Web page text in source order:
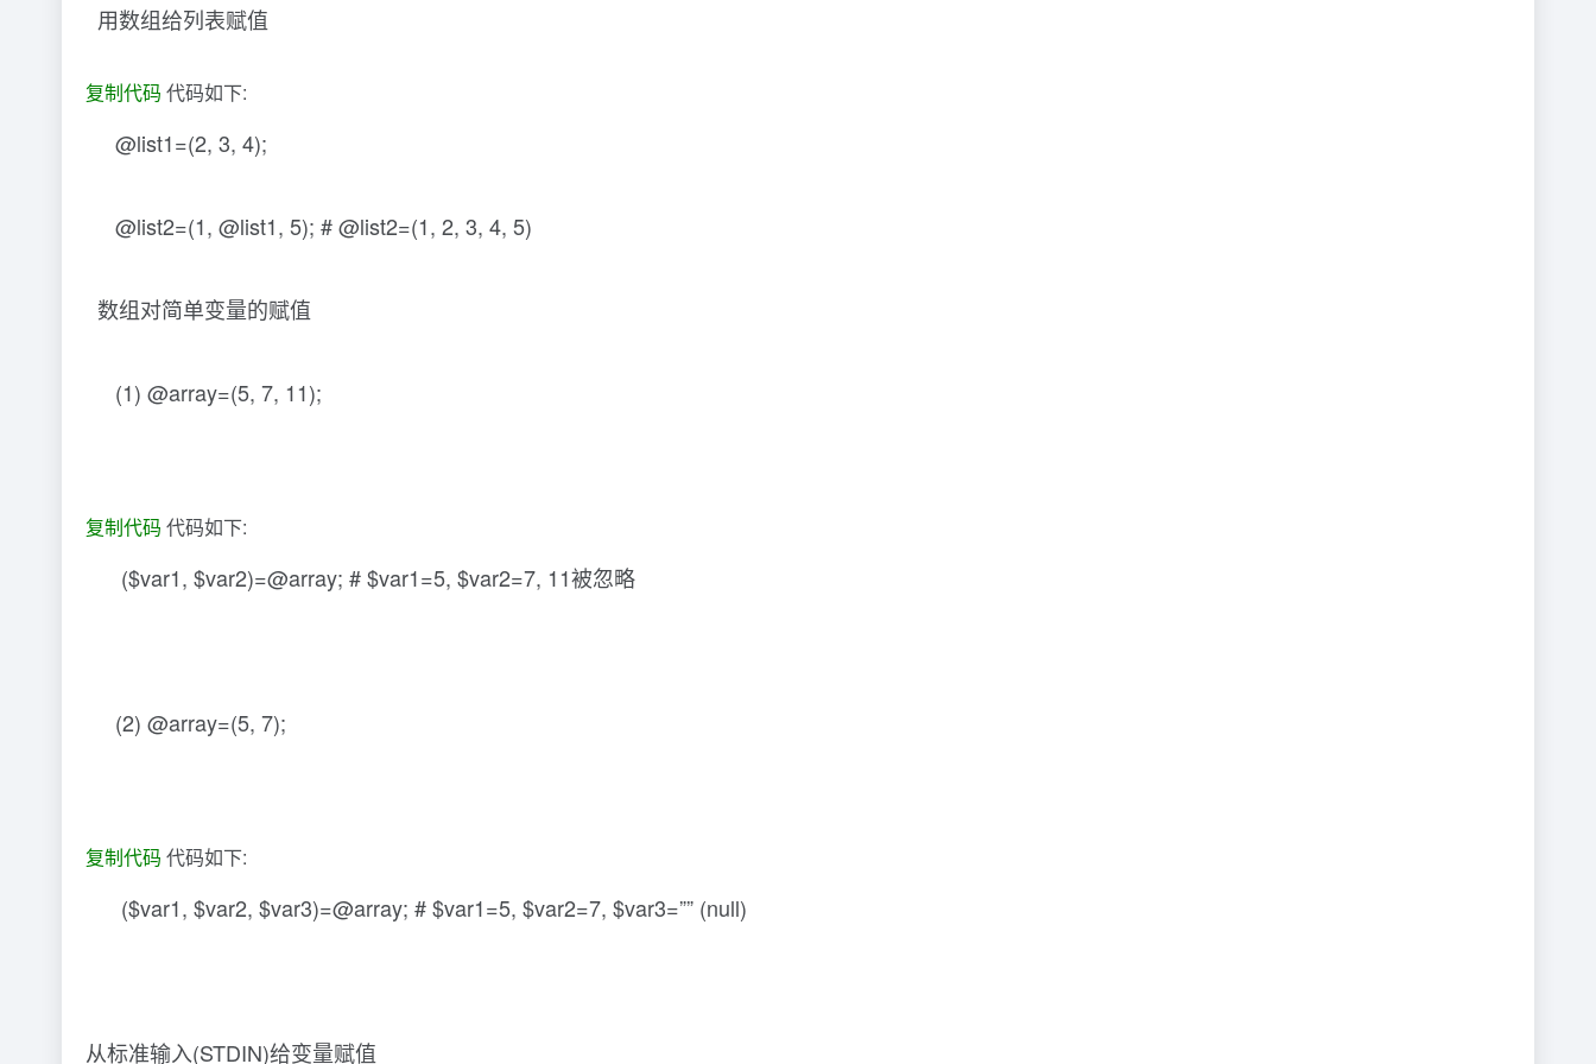
用数组给列表赋值
复制代码 代码如下:
@list1=(2, 3, 4);
@list2=(1, @list1, 5); # @list2=(1, 2, 3, 4, 5)
数组对简单变量的赋值
(1) @array=(5, 7, 11);
复制代码 代码如下:
($var1, $var2)=@array; # $var1=5, $var2=7, 11被忽略
(2) @array=(5, 7);
复制代码 代码如下:
($var1, $var2, $var3)=@array; # $var1=5, $var2=7, $var3=”” (null)
从标准输入(STDIN)给变量赋值